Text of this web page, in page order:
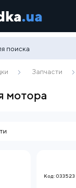
Телефоны:
430 82-15
Запчасти
мотора
Код: 033523